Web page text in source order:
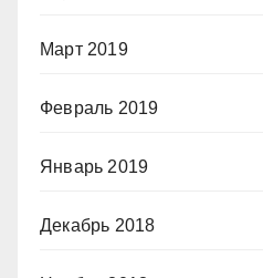
Март 2019
Февраль 2019
Январь 2019
Декабрь 2018